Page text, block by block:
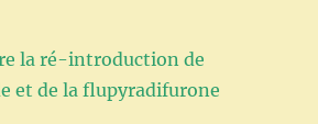
la ré-introduction de
et de la flupyradifurone